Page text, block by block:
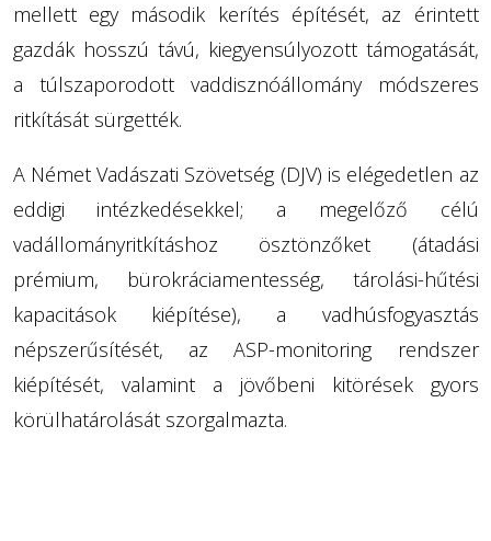
mellett egy második kerítés építését, az érintett
gazdák hosszú távú, kiegyensúlyozott támogatását,
a túlszaporodott vaddisznóállomány módszeres
ritkítását sürgették.
A Német Vadászati Szövetség (DJV) is elégedetlen az
eddigi intézkedésekkel; a megelőző célú
vadállományritkításhoz ösztönzőket (átadási
prémium, bürokráciamentesség, tárolási-hűtési
kapacitások kiépítése), a vadhúsfogyasztás
népszerűsítését, az ASP-monitoring rendszer
kiépítését, valamint a jövőbeni kitörések gyors
körülhatárolását szorgalmazta.